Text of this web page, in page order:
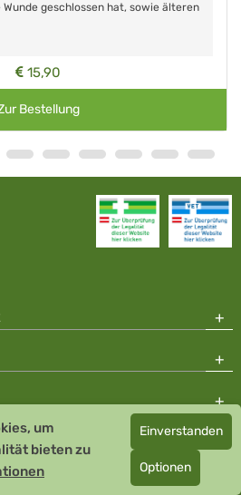
geschlossen hat, sowie älteren
15,90
Bestellung
Salvator Apotheke - GDP zertifiziert
GMP zertifizierter Arzneihersteller
um
bieten zu
Einverstanden
Optionen